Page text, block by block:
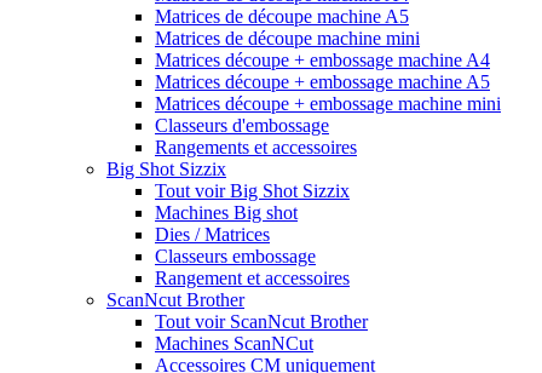
Matrices de découpe machine A5
Matrices de découpe machine mini
Matrices découpe + embossage machine A4
Matrices découpe + embossage machine A5
Matrices découpe + embossage machine mini
Classeurs d'embossage
Rangements et accessoires
Big Shot Sizzix
Tout voir Big Shot Sizzix
Machines Big shot
Dies / Matrices
Classeurs embossage
Rangement et accessoires
ScanNcut Brother
Tout voir ScanNcut Brother
Machines ScanNCut
Accessoires CM uniquement